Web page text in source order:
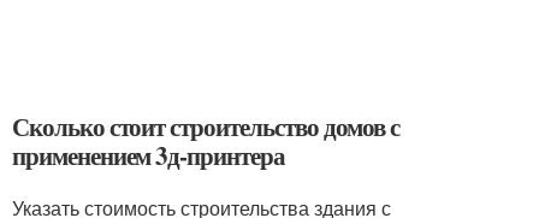
Сколько стоит строительство домов с
применением 3д-принтера
Указать стоимость строительства здания с